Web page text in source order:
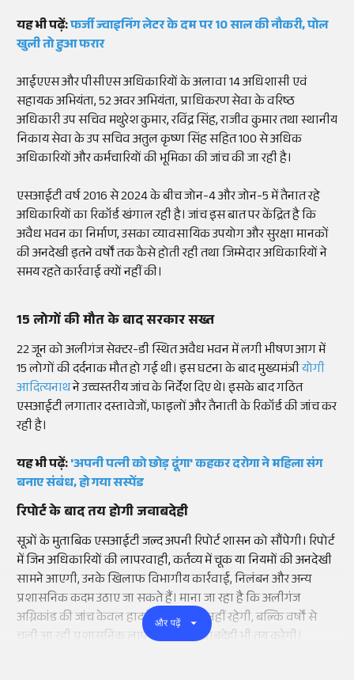
यह भी पढ़ें:फर्जी ज्वाइनिंग लेटर के दम पर 10 साल की नौकरी, पोल
खुली तो हुआ फरार
आईएएस और पीसीएस अधिकारियों के अलावा 14 अधिशासी एवं
सहायक अभियंता, 52 अवर अभियंता, प्राधिकरण सेवा के वरिष्ठ
अधिकारी उप सचिव मथुरेश कुमार, रविंद्र सिंह, राजीव कुमार तथा स्थानीय
निकाय सेवा के उप सचिव अतुल कृष्ण सिंह सहित 100 से अधिक
अधिकारियों और कर्मचारियों की भूमिका की जांच की जा रही है।
एसआईटी वर्ष 2016 से 2024 के बीच जोन-4 और जोन-5 में तैनात रहे
अधिकारियों का रिकॉर्ड खंगाल रही है। जांच इस बात पर केंद्रित है कि
अवैध भवन का निर्माण, उसका व्यावसायिक उपयोग और सुरक्षा मानकों
की अनदेखी इतने वर्षों तक कैसे होती रही तथा जिम्मेदार अधिकारियों ने
समय रहते कार्रवाई क्यों नहीं की।
15 लोगों की मौत के बाद सरकार सख्त
22 जून को अलीगंज सेक्टर-डी स्थित अवैध भवन में लगी भीषण आग में
15 लोगों की दर्दनाक मौत हो गई थी। इस घटना के बाद मुख्यमंत्रीयोगी
आदित्यनाथने उच्चस्तरीय जांच के निर्देश दिए थे। इसके बाद गठित
एसआईटी लगातार दस्तावेजों, फाइलों और तैनाती के रिकॉर्ड की जांच कर
रही है।
यह भी पढ़ें:'अपनी पत्नी को छोड़ दूंगा' कहकर दरोगा ने महिला संग
बनाए संबंध, हो गया सस्पेंड
रिपोर्ट के बाद तय होगी जवाबदेही
सूत्रों के मुताबिक एसआईटी जल्द अपनी रिपोर्ट शासन को सौंपेगी। रिपोर्ट
में जिन अधिकारियों की लापरवाही, कर्तव्य में चूक या नियमों की अनदेखी
सामने आएगी, उनके खिलाफ विभागीय कार्रवाई, निलंबन और अन्य
प्रशासनिक कदम उठाए जा सकते हैं। माना जा रहा है कि अलीगंज
अग्निकांड की जांच केवल हादसे तक सीमित नहीं रहेगी, बल्कि वर्षों से
चली आ रही प्रशासनिक लापरवाही की जवाबदेही भी तय करेगी।
और पढ़ें